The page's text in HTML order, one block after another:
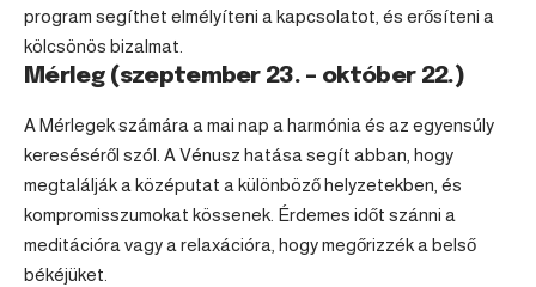
program segíthet elmélyíteni a kapcsolatot, és erősíteni a
kölcsönös bizalmat.
Mérleg (szeptember 23. – október 22.)
A Mérlegek számára a mai nap a harmónia és az egyensúly
kereséséről szól. A Vénusz hatása segít abban, hogy
megtalálják a középutat a különböző helyzetekben, és
kompromisszumokat kössenek. Érdemes időt szánni a
meditációra vagy a relaxációra, hogy megőrizzék a belső
békéjüket.